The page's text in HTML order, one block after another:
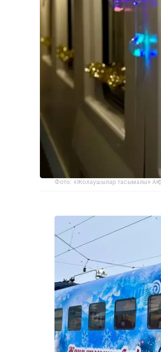
Фото: «Жолаушылар тасымалы» АҚ